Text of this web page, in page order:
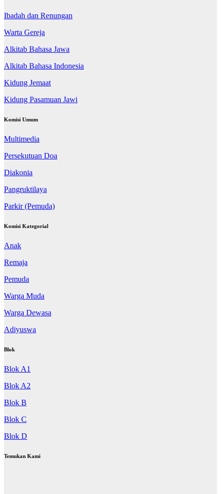
Ibadah dan Renungan
Warta Gereja
Alkitab Bahasa Jawa
Alkitab Bahasa Indonesia
Kidung Jemaat
Kidung Pasamuan Jawi
Komisi Umum
Multimedia
Persekutuan Doa
Diakonia
Pangruktilaya
Parkir (Pemuda)
Komisi Kategorial
Anak
Remaja
Pemuda
Warga Muda
Warga Dewasa
Adiyuswa
Blok
Blok A1
Blok A2
Blok B
Blok C
Blok D
Temukan Kami